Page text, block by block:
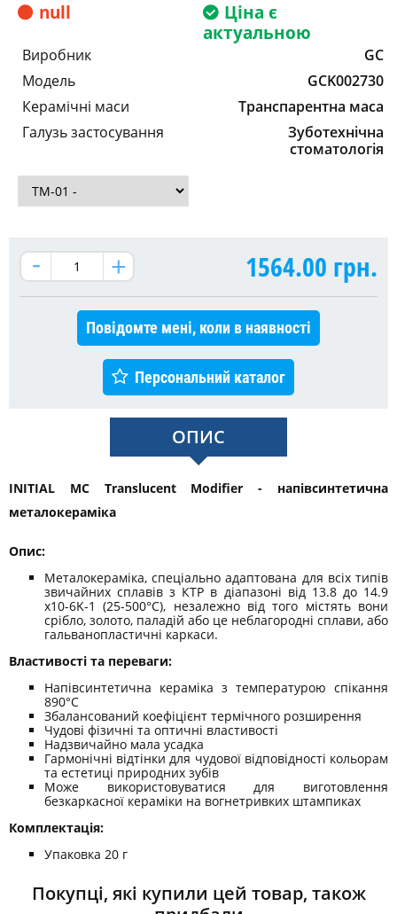
null
Ціна є
актуальною
Виробник
GC
Модель
GCK002730
Керамічні маси
Транспарентна маса
Галузь застосування
Зуботехнічна
стоматологія
1564.00 грн.
Повідомте мені, коли в наявності
Персональний каталог
ОПИС
INITIAL MC Translucent Modifier - напівсинтетична
металокераміка
Опис:
Металокераміка, спеціально адаптована для всіх типів
звичайних сплавів з КТР в діапазоні від 13.8 до 14.9
x10-6K-1 (25-500°C), незалежно від того містять вони
срібло, золото, паладій або це неблагородні сплави, або
гальванопластичні каркаси.
Властивості та переваги:
Напівсинтетична кераміка з температурою спікання
890°C
Збалансований коефіцієнт термічного розширення
Чудові фізичні та оптичні властивості
Надзвичайно мала усадка
Гармонічні відтінки для чудової відповідності кольорам
та естетиці природних зубів
Може використовуватися для виготовлення
безкаркасної кераміки на вогнетривких штампиках
Комплектація:
Упаковка 20 г
Покупці, які купили цей товар, також